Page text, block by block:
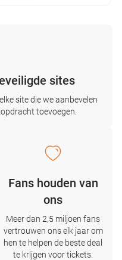
sites
site die we aanbevelen
toevoegen.
Fans houden van
ons
Meer dan 2,5 miljoen fans
vertrouwen ons elk jaar om
hen te helpen de beste deal
te krijgen voor tickets.